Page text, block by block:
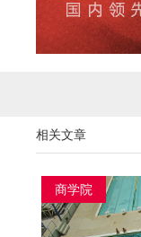
相关文章
商学院